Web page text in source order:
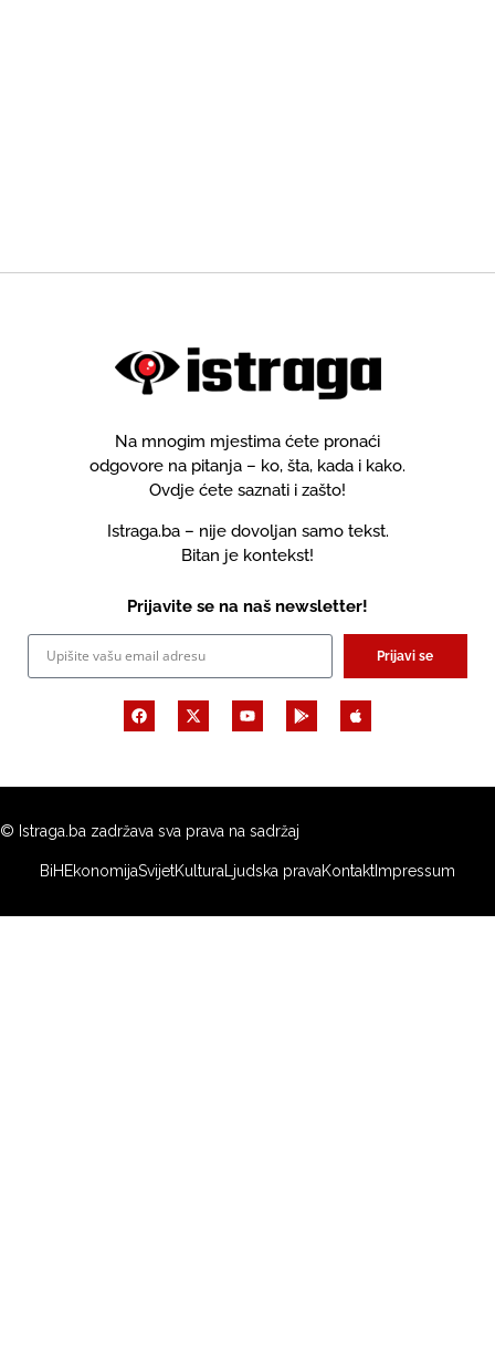
Na mnogim mjestima ćete pronaći
odgovore na pitanja – ko, šta, kada i kako.
Ovdje ćete saznati i zašto!
Istraga.ba – nije dovoljan samo tekst.
Bitan je kontekst!
Prijavite se na naš newsletter!
Prijavi se
© Istraga.ba zadržava sva prava na sadržaj
BiH EkonomijaSvijetKultura Ljudska pravaKontakt Impressum